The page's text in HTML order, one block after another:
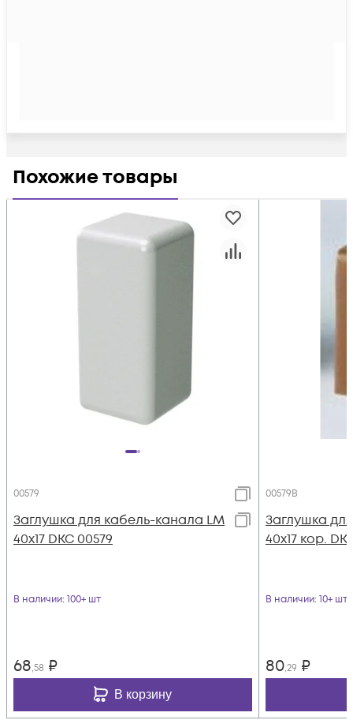
Похожие товары
00579
Заглушка для кабель-канала LM
40х17 DKC 00579
В наличии: 100+ шт
68,58 ₽
В корзину
00579B
Заглушка
40х17 кор.
В наличии: 10+ шт
80,29 ₽